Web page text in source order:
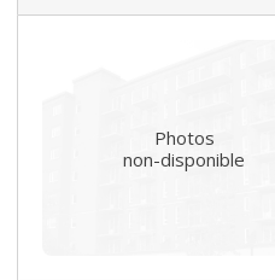
Photos
non-disponible